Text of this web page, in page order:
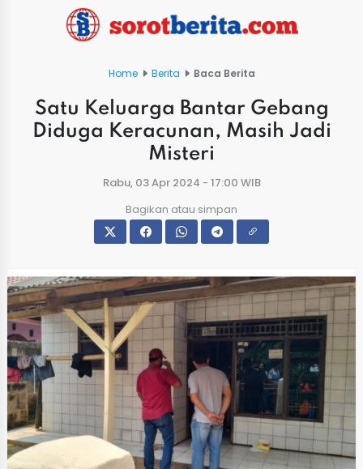
Home Berita Baca Berita
Satu Keluarga Bantar Gebang
Diduga Keracunan, Masih Jadi
Misteri
Rabu, 03 Apr 2024 - 17:00 WIB
Bagikan atau simpan